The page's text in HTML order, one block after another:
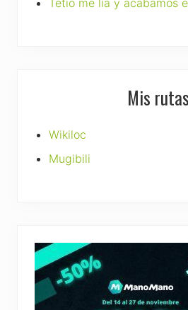
Tetio me lía y acabamos
Mis rutas
Wikiloc
Mugibili